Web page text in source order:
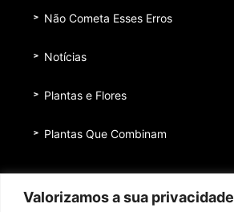
Valorizamos a sua privacidade
Não Cometa Esses Erros
Notícias
Plantas e Flores
Plantas Que Combinam